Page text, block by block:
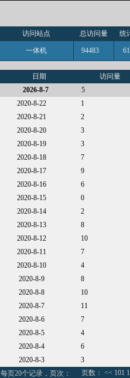
访问站点 总访问量 统
一体机 94483
日期
访问量
2026-8-7
5
2020-8-22
1
2020-8-21
2
2020-8-20
3
2020-8-19
3
2020-8-18
7
2020-8-17
9
2020-8-16
6
2020-8-15
0
2020-8-14
2
2020-8-13
8
2020-8-12
10
2020-8-11
7
2020-8-10
4
2020-8-9
8
2020-8-8
10
2020-8-7
11
2020-8-6
7
2020-8-5
4
2020-8-4
6
2020-8-3
3
每页20个记录，页次：
页数： << 101